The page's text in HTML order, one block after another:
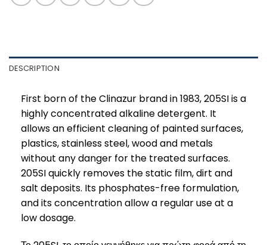
DESCRIPTION
First born of the Clinazur brand in 1983, 205SI is a
highly concentrated alkaline detergent. It
allows an efficient cleaning of painted surfaces,
plastics, stainless steel, wood and metals
without any danger for the treated surfaces.
205SI quickly removes the static film, dirt and
salt deposits. Its phosphates-free formulation,
and its concentration allow a regular use at a
low dosage.